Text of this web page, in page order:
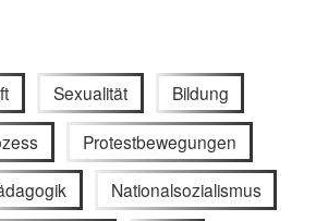
Sexualität Bildung
Protestbewegungen
Nationalsozialismus